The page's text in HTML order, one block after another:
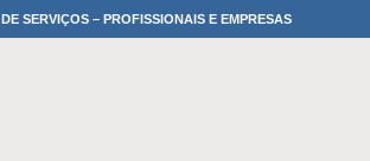
SERVIÇOS – PROFISSIONAIS E EMPRESAS